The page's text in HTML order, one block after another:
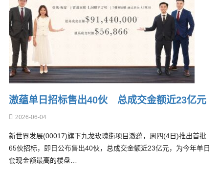
滶蕴单日招标售出40伙 总成交金额近23亿元
2026-06-04
新世界发展(00017)旗下九龙玫瑰街项目滶蕴，周四(4日)推出首批
65伙招标，即日公布售出40伙，总成交金额近23亿元，为今年单日
套现金额最高的楼盘…